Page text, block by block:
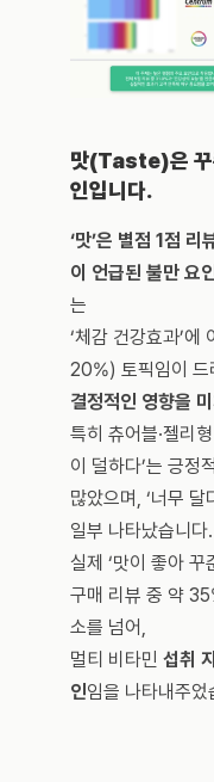
맛(Taste)은 꾸
인입니다.
‘맛’은 별점 1점
이 언급된 불만 요
는
‘체감 건강효과’
20%) 토픽임이 드
결정적인 영향을
특히 츄어블·젤리
이 덜하다’는 긍정
많았으며, ‘너무 달
일부 나타났습니다.
실제 ‘맛이 좋아 꾸
구매 리뷰 중 약
소를 넘어,
멀티 비타민 섭취
인임을 나타내주었